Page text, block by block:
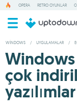
OPERA RETRO OYUNLAR
WINDOWS / UYGULAMALAR /
Windows
çok